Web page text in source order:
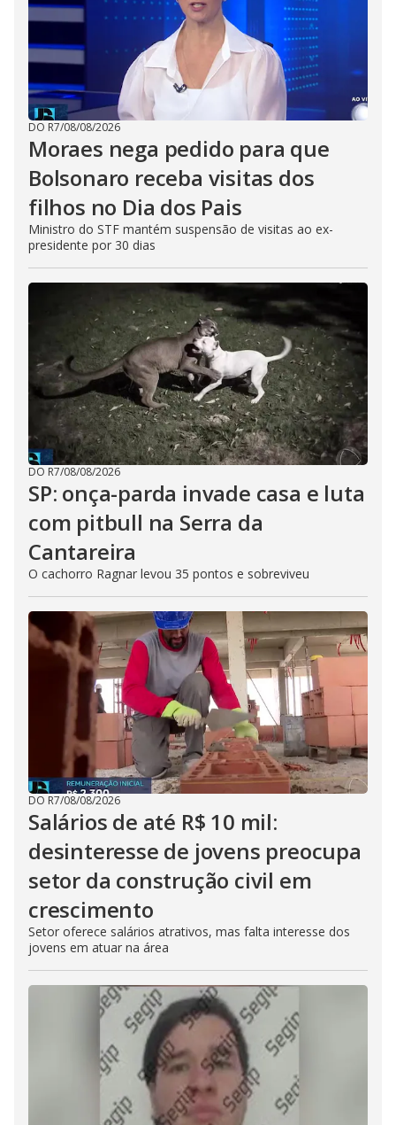
DO R7/08/08/2026
Moraes nega pedido para que
Bolsonaro receba visitas dos
filhos no Dia dos Pais
Ministro do STF mantém suspensão de visitas ao ex-
presidente por 30 dias
DO R7/08/08/2026
SP: onça-parda invade casa e luta
com pitbull na Serra da
Cantareira
O cachorro Ragnar levou 35 pontos e sobreviveu
DO R7/08/08/2026
Salários de até R$ 10 mil:
desinteresse de jovens preocupa
setor da construção civil em
crescimento
Setor oferece salários atrativos, mas falta interesse dos
jovens em atuar na área